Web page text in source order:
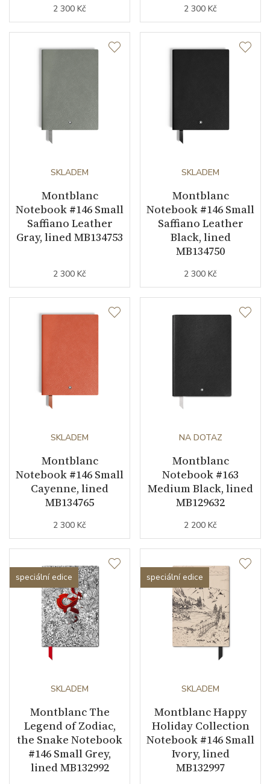
2 300 Kč 2 300 Kč
SKLADEM
Montblanc
Notebook #146 Small
Saffiano Leather
Gray, lined MB134753
2 300 Kč
SKLADEM
Montblanc
Notebook #146 Small
Saffiano Leather
Black, lined
MB134750
2 300 Kč
SKLADEM
Montblanc
Notebook #146 Small
Cayenne, lined
MB134765
2 300 Kč
NA DOTAZ
Montblanc
Notebook #163
Medium Black, lined
MB129632
2 200 Kč
speciální edice
SKLADEM
Montblanc The
Legend of Zodiac,
the Snake Notebook
#146 Small Grey,
lined MB132992
speciální edice
SKLADEM
Montblanc Happy
Holiday Collection
Notebook #146 Small
Ivory, lined
MB132997